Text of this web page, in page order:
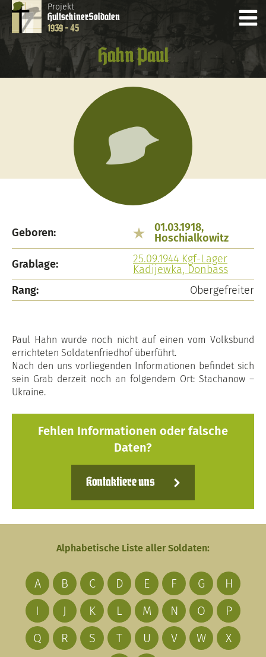
Projekt
HultschinerSoldaten
1939 - 45
Hahn Paul
Geboren:
01.03.1918,
Hoschialkowitz
Grablage:
25.09.1944 Kgf-Lager
Kadijewka, Donbass
Rang:
Obergefreiter
Paul Hahn wurde noch nicht auf einen vom Volksbund
errichteten Soldatenfriedhof überführt.
Nach den uns vorliegenden Informationen befindet sich
sein Grab derzeit noch an folgendem Ort: Stachanow –
Ukraine.
Fehlen Informationen oder falsche
Daten?
Kontaktiere uns
Alphabetische Liste aller Soldaten:
A B C D E F G
H
I
J K L M N O
P
Q
R S T U V W
X